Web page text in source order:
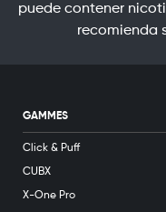
puede contener
recomienda
GAMMES
Click & Puff
CUBX
X-One Pro